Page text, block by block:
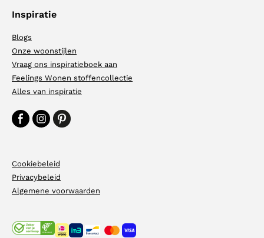
Inspiratie
Blogs
Onze woonstijlen
Vraag ons inspiratieboek aan
Feelings Wonen stoffencollectie
Alles van inspiratie
Cookiebeleid
Privacybeleid
Algemene voorwaarden